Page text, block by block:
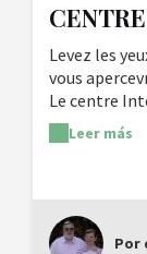
A VOILE
Levez les
vous
Le centre
Tourrettes
de voir les
Leer más
Por